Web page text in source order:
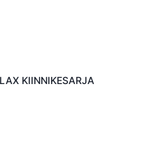
KIINNIKESARJA